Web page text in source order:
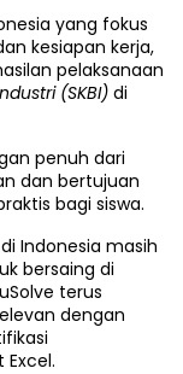
yang fokus
kesiapan kerja,
pelaksanaan
(SKBI) di
penuh dari
dan bertujuan
bagi siswa.
Indonesia masih
bersaing di
terus
dengan